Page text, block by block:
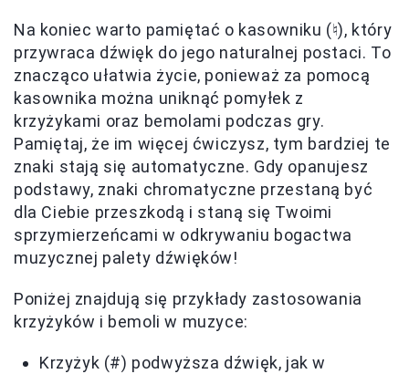
Na koniec warto pamiętać o kasowniku (♮), który
przywraca dźwięk do jego naturalnej postaci. To
znacząco ułatwia życie, ponieważ za pomocą
kasownika można uniknąć pomyłek z
krzyżykami oraz bemolami podczas gry.
Pamiętaj, że im więcej ćwiczysz, tym bardziej te
znaki stają się automatyczne. Gdy opanujesz
podstawy, znaki chromatyczne przestaną być
dla Ciebie przeszkodą i staną się Twoimi
sprzymierzeńcami w odkrywaniu bogactwa
muzycznej palety dźwięków!
Poniżej znajdują się przykłady zastosowania
krzyżyków i bemoli w muzyce:
Krzyżyk (#) podwyższa dźwięk, jak w